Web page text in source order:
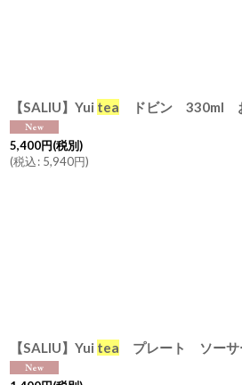
【SALIU】Yui tea ドビン 330ml
5,400円(税別)
(税込: 5,940円)
【SALIU】Yui tea プレート ソーサ